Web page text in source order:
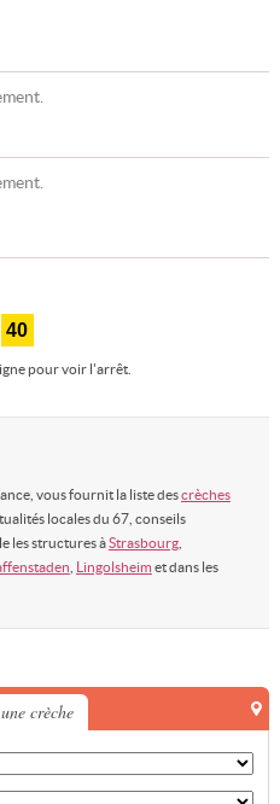
40
pour voir l'arrêt.
vous fournit la liste descrèches
locales du 67, conseils
les structures àStrasbourg,
Lingolsheim et dans les
crèche